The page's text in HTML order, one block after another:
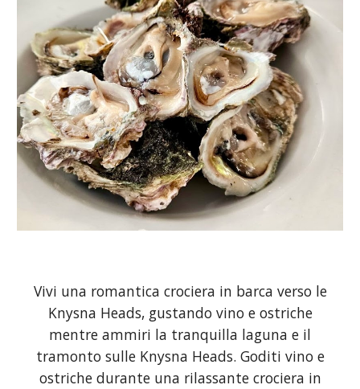
Vivi una romantica crociera in barca verso le
Knysna Heads, gustando vino e ostriche
mentre ammiri la tranquilla laguna e il
tramonto sulle Knysna Heads. Goditi vino e
ostriche durante una rilassante crociera in